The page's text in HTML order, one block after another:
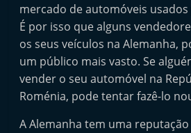
mercado de automóveis
É por isso que alguns
os seus veículos na Alemanha,
um público mais vasto. Se
vender o seu automóvel na
Roménia, pode tentar fazê-lo
A Alemanha tem uma